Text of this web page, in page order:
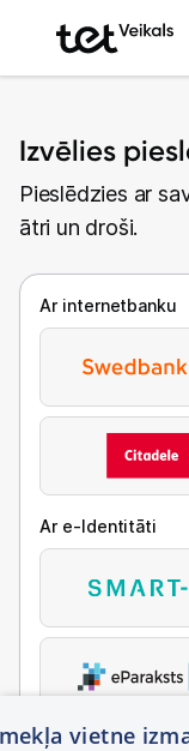
Izvēlies
Pieslēdzies ar
ātri un droši.
Ar internetbanku
Ar e-Identitāti
vietne